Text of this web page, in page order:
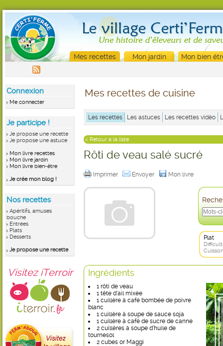
Mes recettes Mon jardin Mon bien
Connexion
Me connecter
Je participe !
Je propose une recette
Je propose une astuce
Mon livre recettes
Mon livre jardin
Mon livre bien-être
Je crée mon blog !
Nos recettes
Apéritifs, amuses
bouche
Entrées
Plats
Desserts
Je propose une recette
Visitez iTerroir
Mes recettes de cuisine
Les recettes Les astuces Les recettes vidéo
< Retour à la liste
Rôti de veau salé sucré
Imprimer Envoyer Mon livre
Plat
Ingrédients
1 rôti de veau
1 tête d’ail mixée
1 cuillère à café bombée de poivre
blanc
1 cuillère à soupe de sauce soja
1 cuillère à café de sucre de canne
2 cuillères à soupe d’huile de
tournesol
2 cubes or Maggi